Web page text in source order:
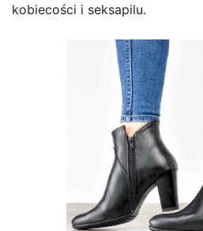
kobiecości i seksapilu.